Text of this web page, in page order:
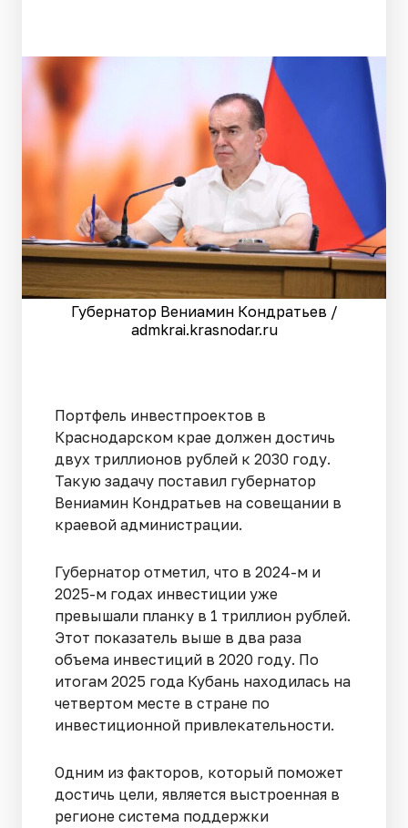
Губернатор Вениамин Кондратьев /
admkrai.krasnodar.ru
Портфель инвестпроектов в
Краснодарском крае должен достичь
двух триллионов рублей к 2030 году.
Такую задачу поставил губернатор
Вениамин Кондратьев на совещании в
краевой администрации.
Губернатор отметил, что в 2024-м и
2025-м годах инвестиции уже
превышали планку в 1 триллион рублей.
Этот показатель выше в два раза
объема инвестиций в 2020 году. По
итогам 2025 года Кубань находилась на
четвертом месте в стране по
инвестиционной привлекательности.
Одним из факторов, который поможет
достичь цели, является выстроенная в
регионе система поддержки